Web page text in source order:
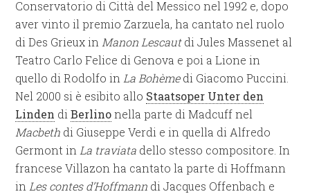
Conservatorio di Città del Messico nel 1992 e, dopo
aver vinto il premio Zarzuela, ha cantato nel ruolo
di Des Grieux in Manon Lescautdi Jules Massenet al
Teatro Carlo Felice di Genova e poi a Lione in
quello di Rodolfo in La Bohèmedi Giacomo Puccini.
Nel 2000 si è esibito allo Staatsoper Unter den
Linden diBerlinonella parte di Madcuff nel
Macbeth di Giuseppe Verdi e in quella di Alfredo
Germont in La traviata dello stesso compositore. In
francese Villazon ha cantato la parte di Hoffmann
in Les contes d’Hoffmann di Jacques Offenbach e